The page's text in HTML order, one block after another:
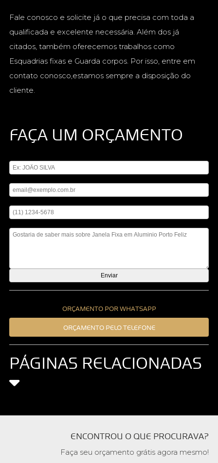
Fale conosco e solicite já o que precisa com toda a
qualificada e excelente necessária. Além dos já
citados, também oferecemos trabalhos como
Esquadrias fixas e Guarda corpos. Por isso, entre em
contato conosco,estamos sempre a disposição do
cliente.
FAÇA UM ORÇAMENTO
ORÇAMENTO POR WHATSAPP
ORÇAMENTO PELO TELEFONE
PÁGINAS RELACIONADAS
ENCONTROU O QUE PROCURAVA?
Faça seu orçamento grátis agora mesmo!